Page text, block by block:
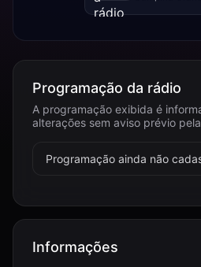
Programação da rádio
A programação exibida é
alterações sem aviso prévio
Programação ainda não
Informações